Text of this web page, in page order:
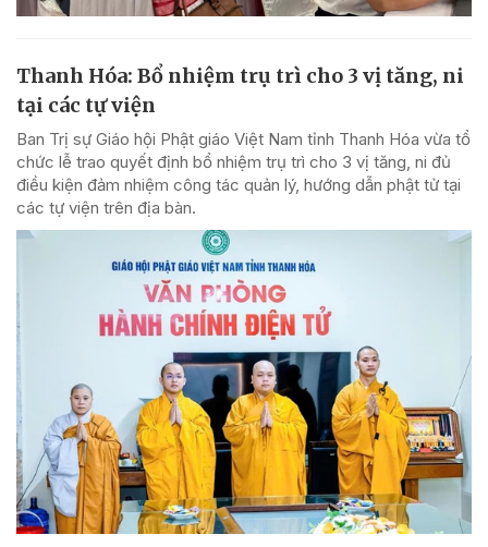
Thanh Hóa: Bổ nhiệm trụ trì cho 3 vị tăng, ni
tại các tự viện
Ban Trị sự Giáo hội Phật giáo Việt Nam tỉnh Thanh Hóa vừa tổ
chức lễ trao quyết định bổ nhiệm trụ trì cho 3 vị tăng, ni đủ
điều kiện đảm nhiệm công tác quản lý, hướng dẫn phật tử tại
các tự viện trên địa bàn.